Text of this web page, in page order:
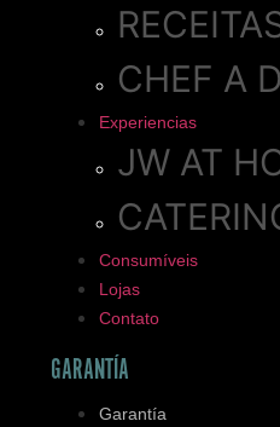
CHEF A
Experiencias
JW AT
Consumíveis
Lojas
Contato
GARANTÍA
Garantía